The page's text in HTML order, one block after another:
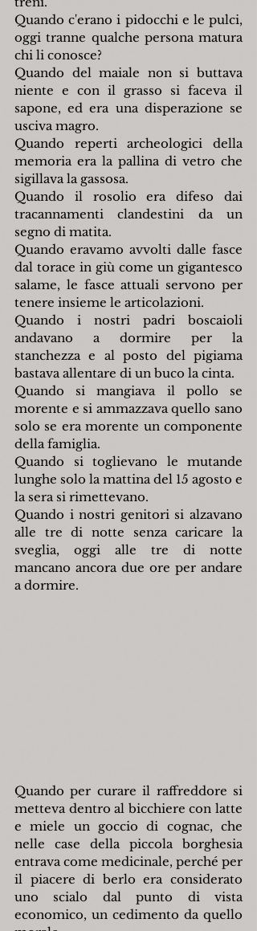
Quando c'erano i pidocchi e le pulci,
oggi tranne qualche persona matura
chi li conosce?
Quando del maiale non si buttava
niente e con il grasso si faceva il
sapone, ed era una disperazione se
usciva magro.
Quando reperti archeologici della
memoria era la pallina di vetro che
sigillava la gassosa.
Quando il rosolio era difeso dai
tracannamenti clandestini da un
segno di matita.
Quando eravamo avvolti dalle fasce
dal torace in giù come un gigantesco
salame, le fasce attuali servono per
tenere insieme le articolazioni.
Quando i nostri padri boscaioli
andavano a dormire per la
stanchezza e al posto del pigiama
bastava allentare di un buco la cinta.
Quando si mangiava il pollo se
morente e si ammazzava quello sano
solo se era morente un componente
della famiglia.
Quando si toglievano le mutande
lunghe solo la mattina del 15 agosto e
la sera si rimettevano.
Quando i nostri genitori si alzavano
alle tre di notte senza caricare la
sveglia, oggi alle tre di notte
mancano ancora due ore per andare
a dormire.
Quando per curare il raffreddore si
metteva dentro al bicchiere con latte
e miele un goccio di cognac, che
nelle case della piccola borghesia
entrava come medicinale, perché per
il piacere di berlo era considerato
uno scialo dal punto di vista
economico, un cedimento da quello